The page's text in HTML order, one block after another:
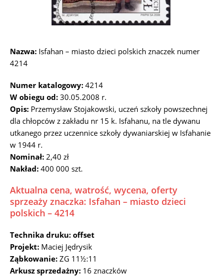
Nazwa: Isfahan – miasto dzieci polskich znaczek numer
4214
Numer katalogowy: 4214
W obiegu od: 30.05.2008 r.
Opis: Przemysław Stojakowski, uczeń szkoły powszechnej
dla chłopców z zakładu nr 15 k. Isfahanu, na tle dywanu
utkanego przez uczennice szkoły dywaniarskiej w Isfahanie
w 1944 r.
Nominał: 2,40 zł
Nakład: 400 000 szt.
Aktualna cena, watrość, wycena, oferty
sprzeaży znaczka: Isfahan – miasto dzieci
polskich – 4214
Technika druku: offset
Projekt: Maciej Jędrysik
Ząbkowanie: ZG 11½:11
Arkusz sprzedażny: 16 znaczków